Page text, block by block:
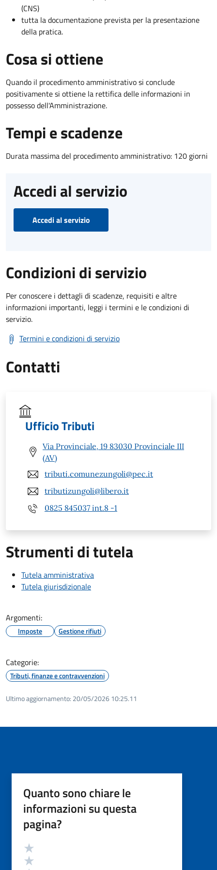
(CNS)
tutta la documentazione prevista per la presentazione
della pratica.
Cosa si ottiene
Quando il procedimento amministrativo si conclude
positivamente si ottiene la rettifica delle informazioni in
possesso dell'Amministrazione.
Tempi e scadenze
Durata massima del procedimento amministrativo: 120 giorni
Accedi al servizio
Accedi al servizio
Condizioni di servizio
Per conoscere i dettagli di scadenze, requisiti e altre
informazioni importanti, leggi i termini e le condizioni di
servizio.
Termini e condizioni di servizio
Contatti
Ufficio Tributi
Via Provinciale, 19 83030 Provinciale III
(AV)
tributi.comunezungoli@pec.it
tributizungoli@libero.it
0825 845037 int.8 -1
Strumenti di tutela
Tutela amministrativa
Tutela giurisdizionale
Argomenti:
Imposte Gestione rifiuti
Categorie:
Tributi, finanze e contravvenzioni
Ultimo aggiornamento: 20/05/2026 10:25.11
Quanto sono chiare le
informazioni su questa
pagina?
Valutazione